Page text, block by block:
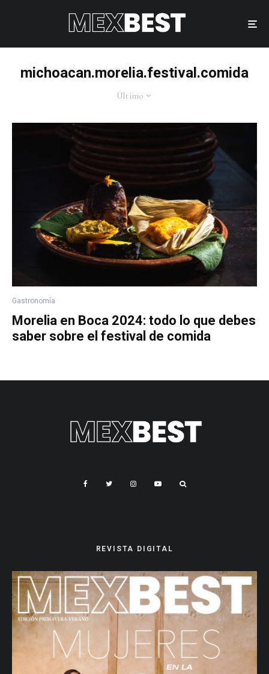
michoacan.morelia.festival.comida
Último
Gastronomía
Morelia en Boca 2024: todo lo que debes
saber sobre el festival de comida
REVISTA DIGITAL